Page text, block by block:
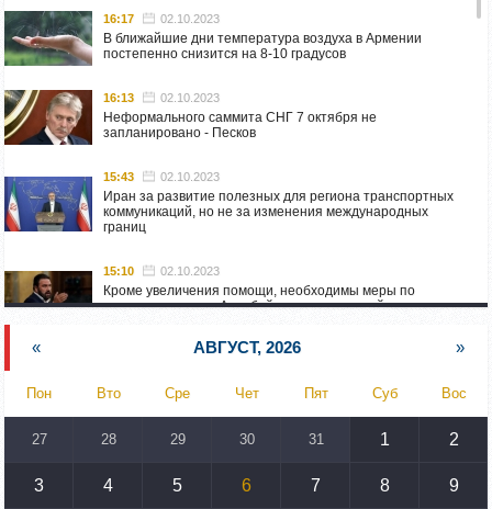
16:17 02.10.2023
В ближайшие дни температура воздуха в Армении
постепенно снизится на 8-10 градусов
16:13 02.10.2023
Неформального саммита СНГ 7 октября не
запланировано - Песков
15:43 02.10.2023
Иран за развитие полезных для региона транспортных
коммуникаций, но не за изменения международных
границ
15:10 02.10.2023
Кроме увеличения помощи, необходимы меры по
пресечению угроз Азербайджана: испанский депутат
Азербайджан обстреляли автомобиль ВС Армении,
перевозивший продовольствие
14:46 02.10.2023
парламентарий – Алену Симоняну
« АВГУСТ, 2026 »
Пон Вто Сре Чет Пят Суб Вос
27 28 29 30 31 1 2
3 4 5 6 7 8 9